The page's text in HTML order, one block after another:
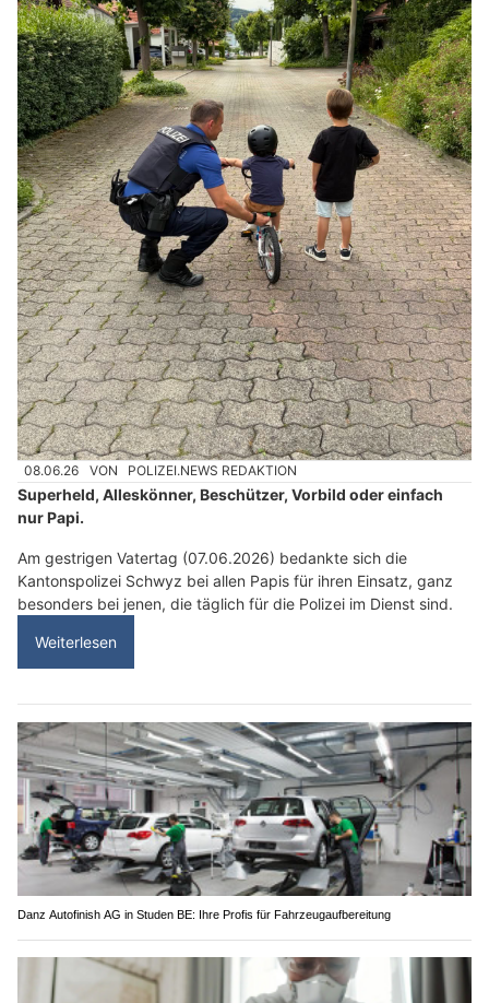
08.06.26 VON POLIZEI.NEWS REDAKTION
Superheld, Alleskönner, Beschützer, Vorbild oder einfach
nur Papi.
Am gestrigen Vatertag (07.06.2026) bedankte sich die
Kantonspolizei Schwyz bei allen Papis für ihren Einsatz, ganz
besonders bei jenen, die täglich für die Polizei im Dienst sind.
Weiterlesen
Danz Autofinish AG in Studen BE: Ihre Profis für Fahrzeugaufbereitung